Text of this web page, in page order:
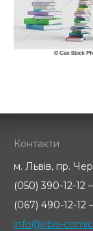
Контакти
м. Львів, пр.
(050) 390-12-12 –
(067) 490-12-12 –
info@irbis-